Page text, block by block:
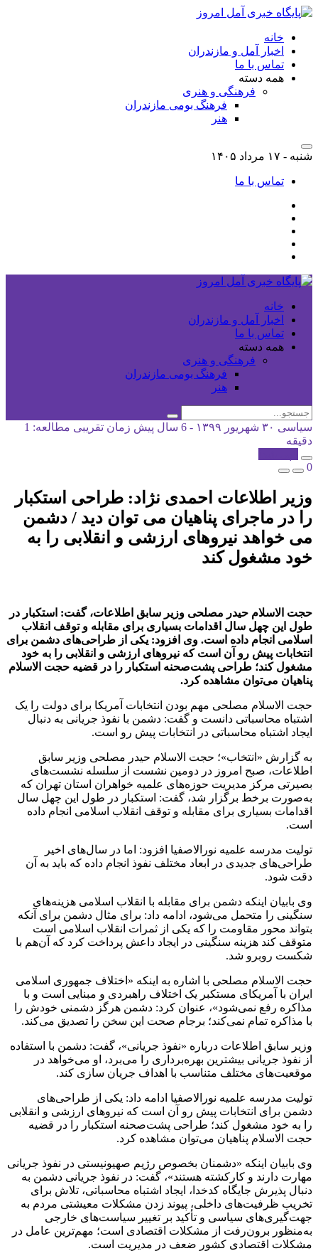
خانه
اخبار آمل و مازندران
تماس با ما
همه دسته
فرهنگی و هنری
فرهنگ بومی مازندران
هنر
شنبه - ۱۷ مرداد ۱۴۰۵
تماس با ما
خانه
اخبار آمل و مازندران
تماس با ما
همه دسته
فرهنگی و هنری
فرهنگ بومی مازندران
هنر
سیاسی ۳۰ شهریور ۱۳۹۹ - 6 سال پیش
زمان تقریبی مطالعه: 1
دقیقه
0
وزیر اطلاعات احمدی نژاد: طراحی استکبار
را در ماجرای پناهیان می توان دید / دشمن
می خواهد نیروهای ارزشی و انقلابی را به
خود مشغول کند
حجت الاسلام حیدر مصلحی وزیر سابق اطلاعات، گفت: استکبار در
طول این چهل سال اقدامات بسیاری برای مقابله و توقف انقلاب
اسلامی انجام داده است. وی افزود: یکی از طراحی‌های دشمن برای
انتخابات پیش رو آن است که نیروهای ارزشی و انقلابی را به خود
مشغول کند؛ طراحی پشت‌صحنه استکبار را در قضیه حجت الاسلام
پناهیان می‌توان مشاهده کرد.
حجت الاسلام مصلحی مهم بودن انتخابات آمریکا برای دولت را یک
اشتباه محاسباتی دانست و گفت: دشمن با نفوذ جریانی به دنبال
ایجاد اشتباه محاسباتی در انتخابات پیش رو است.
به گزارش «انتخاب»؛ حجت الاسلام حیدر مصلحی وزیر سابق
اطلاعات، صبح امروز در دومین نشست از سلسله نشست‌های
بصیرتی مرکز مدیریت حوزه‌های علمیه خواهران استان تهران که
به‌صورت برخط برگزار شد، گفت: استکبار در طول این چهل سال
اقدامات بسیاری برای مقابله و توقف انقلاب اسلامی انجام داده
است.
تولیت مدرسه علمیه نورالاصفیا افزود: اما در سال‌های اخیر
طراحی‌های جدیدی در ابعاد مختلف نفوذ انجام داده که باید به آن
دقت شود.
وی بابیان اینکه دشمن برای مقابله با انقلاب اسلامی هزینه‌های
سنگینی را متحمل می‌شود، ادامه داد: برای مثال دشمن برای آنکه
بتواند محور مقاومت را که یکی از ثمرات انقلاب اسلامی است
متوقف کند هزینه سنگینی در ایجاد داعش پرداخت کرد که آن‌هم با
شکست روبرو شد.
حجت الاسلام مصلحی با اشاره به اینکه «اختلاف جمهوری اسلامی
ایران با آمریکای مستکبر یک اختلاف راهبردی و مبنایی است و با
مذاکره رفع نمی‌شود»، عنوان کرد: دشمن هرگز دشمنی خودش را
با مذاکره تمام نمی‌کند؛ برجام صحت این سخن را تصدیق می‌کند.
وزیر سابق اطلاعات درباره «نفوذ جریانی»، گفت: دشمن با استفاده
از نفوذ جریانی بیشترین بهره‌برداری را می‌برد، او می‌خواهد در
موقعیت‌های مختلف متناسب با اهداف جریان سازی کند.
تولیت مدرسه علمیه نورالاصفیا ادامه داد: یکی از طراحی‌های
دشمن برای انتخابات پیش رو آن است که نیروهای ارزشی و انقلابی
را به خود مشغول کند؛ طراحی پشت‌صحنه استکبار را در قضیه
حجت الاسلام پناهیان می‌توان مشاهده کرد.
وی بابیان اینکه «دشمنان بخصوص رژیم صهیونیستی در نفوذ جریانی
مهارت دارند و کارکشته هستند»، گفت: در نفوذ جریانی دشمن به
دنبال پذیرش جایگاه کدخدا، ایجاد اشتباه محاسباتی، تلاش برای
تخریب ظرفیت‌های داخلی، پیوند زدن مشکلات معیشتی مردم به
جهت‌گیری‌های سیاسی و تأکید بر تغییر سیاست‌های خارجی
به‌منظور برون‌رفت از مشکلات اقتصادی است؛ مهم‌ترین عامل در
مشکلات اقتصادی کشور ضعف در مدیریت است.